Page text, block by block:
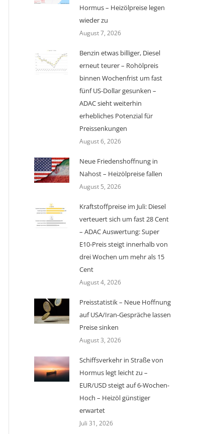
Hormus – Heizölpreise legen
wieder zu
August 7, 2026
Benzin etwas billiger, Diesel
erneut teurer – Rohölpreis
binnen Wochenfrist um fast
fünf US-Dollar gesunken –
ADAC sieht weiterhin
erhebliches Potenzial für
Preissenkungen
August 6, 2026
Neue Friedenshoffnung in
Nahost – Heizölpreise fallen
August 5, 2026
Kraftstoffpreise im Juli: Diesel
verteuert sich um fast 28 Cent
– ADAC Auswertung: Super
E10-Preis steigt innerhalb von
drei Wochen um mehr als 15
Cent
August 4, 2026
Preisstatistik – Neue Hoffnung
auf USA/Iran-Gespräche lassen
Preise sinken
August 3, 2026
Schiffsverkehr in Straße von
Hormus legt leicht zu –
EUR/USD steigt auf 6-Wochen-
Hoch – Heizöl günstiger
erwartet
Juli 31, 2026